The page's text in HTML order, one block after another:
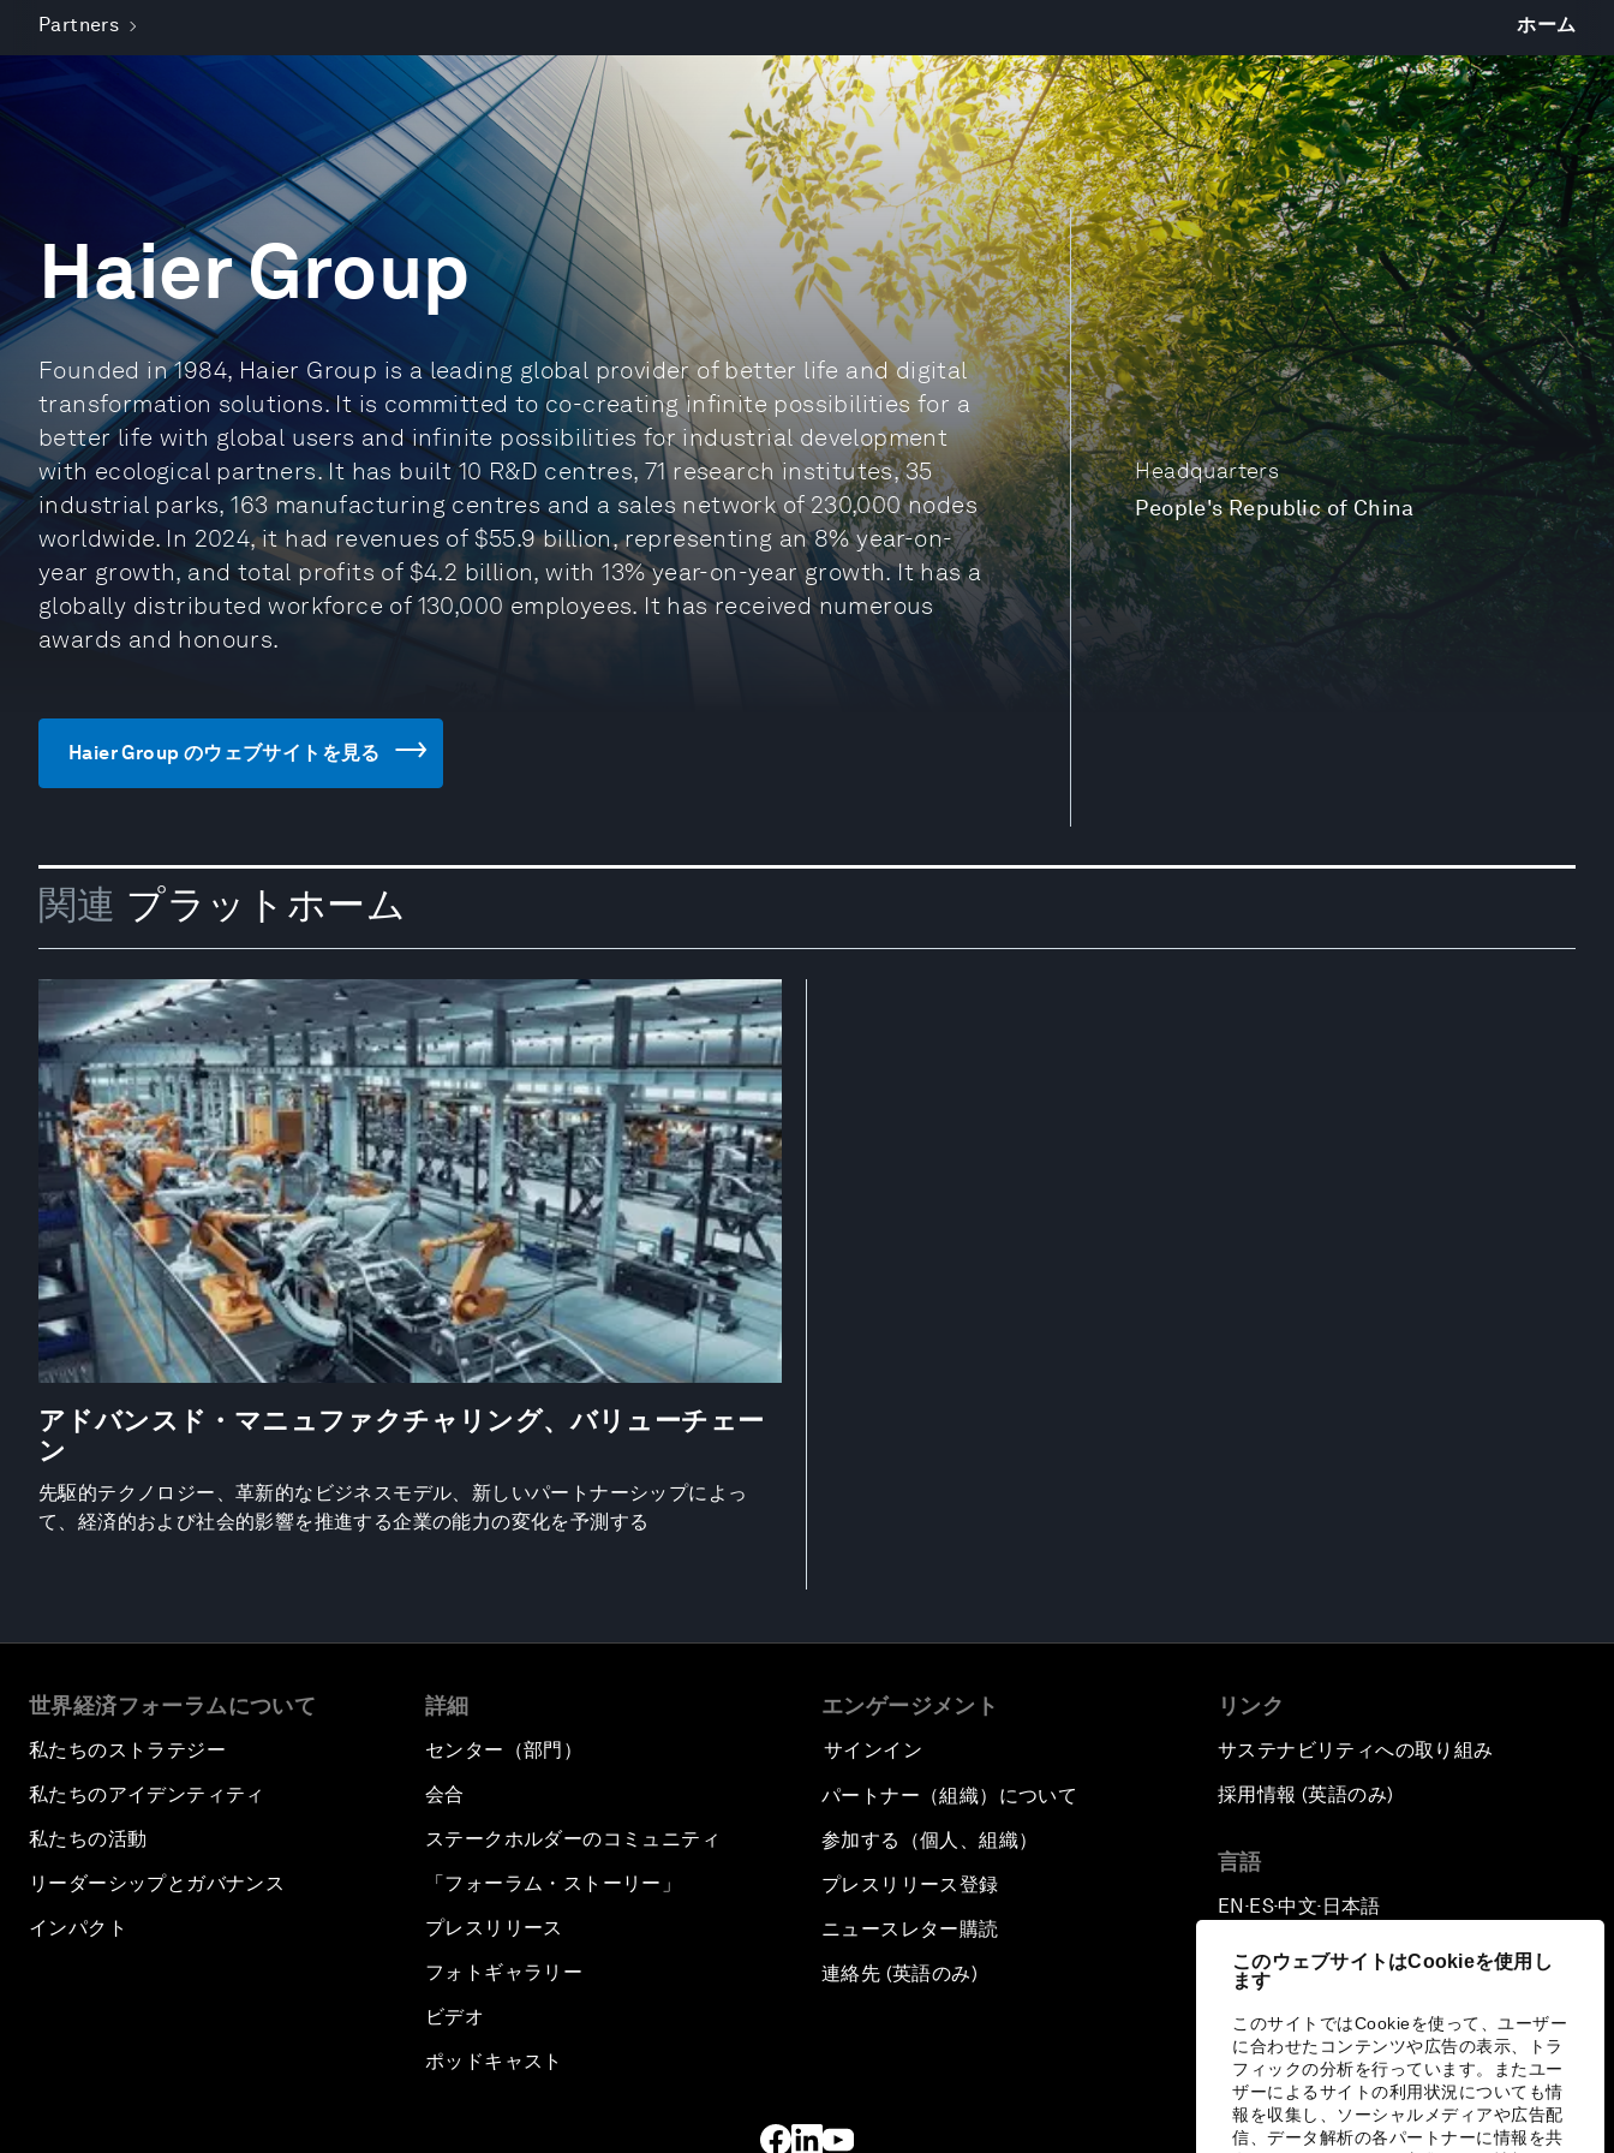
このウェブサイトはCookieを使用し
ます
このサイトではCookieを使って、ユーザー
に合わせたコンテンツや広告の表示、トラ
フィックの分析を行っています。またユー
ザーによるサイトの利用状況についても情
報を収集し、ソーシャルメディアや広告配
信、データ解析の各パートナーに情報を共
Partners ホーム
Headquarters
People's Republic of China
Haier Group
Founded in 1984, Haier Group is a leading global provider of better life and digital
transformation solutions. It is committed to co-creating infinite possibilities for a
better life with global users and infinite possibilities for industrial development
with ecological partners. It has built 10 R&D centres, 71 research institutes, 35
industrial parks, 163 manufacturing centres and a sales network of 230,000 nodes
worldwide. In 2024, it had revenues of $55.9 billion, representing an 8% year-on-
year growth, and total profits of $4.2 billion, with 13% year-on-year growth. It has a
globally distributed workforce of 130,000 employees. It has received numerous
awards and honours.
Haier Group のウェブサイトを見る
関連 プラットホーム
アドバンスド・マニュファクチャリング、バリューチェー
ン
先駆的テクノロジー、革新的なビジネスモデル、新しいパートナーシップによっ
て、経済的および社会的影響を推進する企業の能力の変化を予測する
世界経済フォーラムについて
私たちのストラテジー
私たちのアイデンティティ
私たちの活動
リーダーシップとガバナンス
インパクト
詳細
センター（部門）
会合
ステークホルダーのコミュニティ
「フォーラム・ストーリー」
プレスリリース
フォトギャラリー
ビデオ
ポッドキャスト
エンゲージメント
サインイン
パートナー（組織）について
参加する（個人、組織）
プレスリリース登録
ニュースレター購読
連絡先 (英語のみ)
リンク
サステナビリティへの取り組み
採用情報 (英語のみ)
言語
EN ▪ES▪中文▪ 日本語